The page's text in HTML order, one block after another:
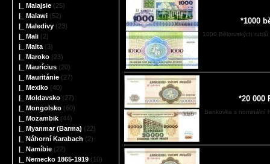
|_ Malajsie (25)
|_ Malawi (52)
|_ Maledivy (23)
|_ Mali (2)
|_ Malta (3)
|_ Maroko (23)
|_ Maurícius (20)
|_ Mauritánie (27)
|_ Mexiko (40)
|_ Moldavsko (27)
|_ Mongolsko (60)
|_ Mozambik (44)
|_ Myanmar (Barma) (22)
|_ Náhorní Karabach (2)
|_ Namíbie (22)
|_ Nemecko 1865-1919 (10)
*1000
1000 Běloruských
*20 000
Bankovka s nominální